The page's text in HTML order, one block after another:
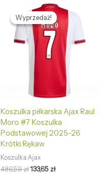
Wyprzedaż!
Wyprzedaż!
Koszulka piłkarska Ajax Raul
Moro #7 Koszulka
Podstawowej 2025-26
Krótki Rękaw
Koszulka Ajax
486,59zł
Pierwotna
cena
wynosiła:
486,59 zł.
133,65 zł
Aktualna
cena
wynosi:
133,65 zł.